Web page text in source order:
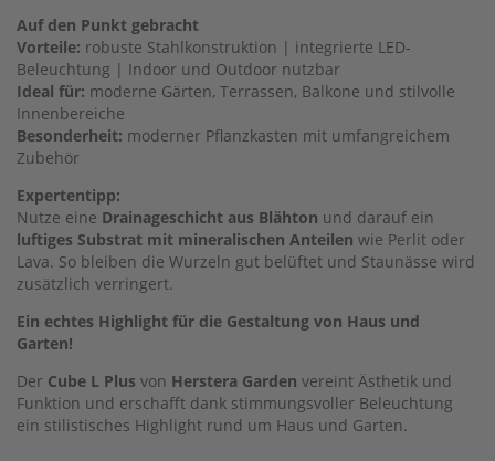
Auf den Punkt gebracht
Vorteile: robuste Stahlkonstruktion | integrierte LED-
Beleuchtung | Indoor und Outdoor nutzbar
Ideal für: moderne Gärten, Terrassen, Balkone und stilvolle
Innenbereiche
Besonderheit: moderner Pflanzkasten mit umfangreichem
Zubehör
Expertentipp:
Nutze eine Drainageschicht aus Blähton und darauf ein
luftiges Substrat mit mineralischen Anteilen wie Perlit oder
Lava. So bleiben die Wurzeln gut belüftet und Staunässe wird
zusätzlich verringert.
Ein echtes Highlight für die Gestaltung von Haus und
Garten!
Der Cube L Plus von Herstera Garden vereint Ästhetik und
Funktion und erschafft dank stimmungsvoller Beleuchtung
ein stilistisches Highlight rund um Haus und Garten.